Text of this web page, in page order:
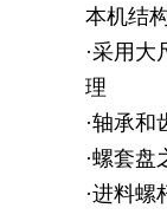
本机结
·采用
理
·轴承
·螺套
·进料